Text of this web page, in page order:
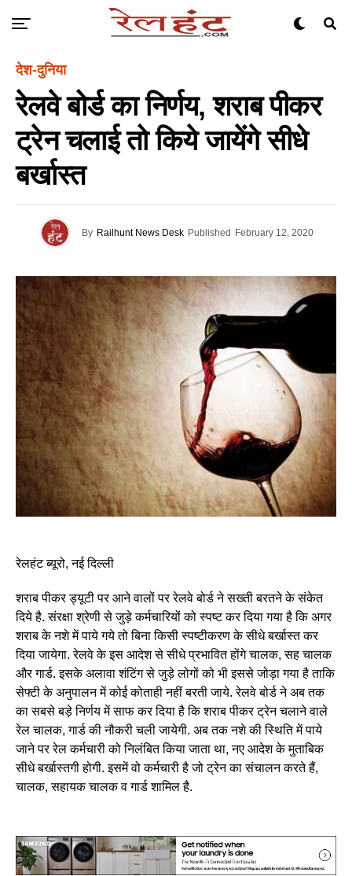
देश-दुनिया
रेलवे बोर्ड का निर्णय, शराब पीकर
ट्रेन चलाई तो किये जायेंगे सीधे
बर्खास्त
By Railhunt News Desk Published February 12, 2020
रेलहंट ब्यूरो, नई दिल्ली
शराब पीकर ड्यूटी पर आने वालों पर रेलवे बोर्ड ने सख्ती बरतने के संकेत
दिये है. संरक्षा श्रेणी से जुड़े कर्मचारियों को स्पष्ट कर दिया गया है कि अगर
शराब के नशे में पाये गये तो बिना किसी स्पष्टीकरण के सीधे बर्खास्त कर
दिया जायेगा. रेलवे के इस आदेश से सीधे प्रभावित होंगे चालक, सह चालक
और गार्ड. इसके अलावा शंटिंग से जुड़े लोगों को भी इससे जोड़ा गया है ताकि
सेफ्टी के अनुपालन में कोई कोताही नहीं बरती जाये. रेलवे बोर्ड ने अब तक
का सबसे बड़े निर्णय में साफ कर दिया है कि शराब पीकर ट्रेन चलाने वाले
रेल चालक, गार्ड की नौकरी चली जायेगी. अब तक नशे की स्थिति में पाये
जाने पर रेल कर्मचारी को निलंबित किया जाता था, नए आदेश के मुताबिक
सीधे बर्खास्तगी होगी. इसमें वो कर्मचारी है जो ट्रेन का संचालन करते हैं,
चालक, सहायक चालक व गार्ड शामिल है.